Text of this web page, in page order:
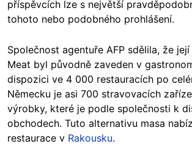
příspěvcích lze s největší
tohoto nebo podobného prohlášení.
Společnost agentuře AFP sdělila, že
Meat byl původně zaveden v
dispozici ve 4 000 restauracích po
Německu je asi 700 stravovacích
výrobky, které je podle společnosti k
obchodech. Tuto alternativu masa
restaurace v Rakousku.